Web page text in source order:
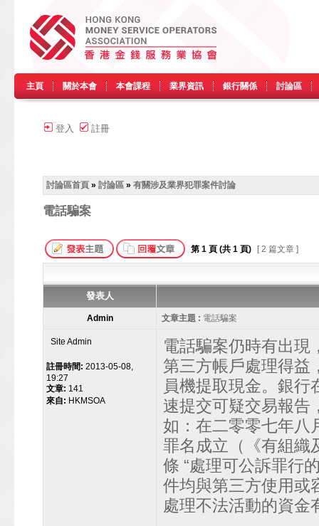
主頁 關於本會 本會課程 業界資訊 銀行關係 討論區
登入 註冊
討論區首頁 » 討論區 » 有關涉及業界犯罪案件討論
電話騙案
第 1 頁 (共 1 頁) [ 2 篇文章 ]
發表人
Admin 文章主題 : 電話騙案
Site Admin
註冊時間: 2013-05-08,
19:27
文章: 141
來自: HKMSOA
電話騙案仍時有出現
第三方帳戶處理得益
員機提取現金。銀行
速提交可疑交易報告
如：在二零零七年八
罪名成立（《有組織
條 “處理可公訴罪行
件均與第三方使用或
處理不法活動的資金